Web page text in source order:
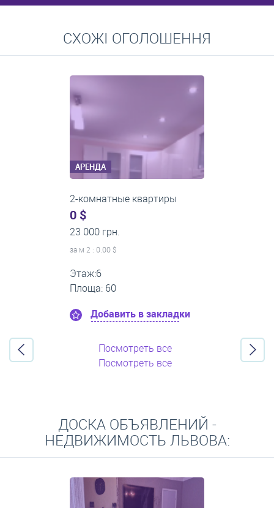
Средние цены на долгосрочную аренду квартир, домов,
комнат
СХОЖІ ОГОЛОШЕННЯ
АРЕНДА
2-комнатные квартиры
0 $
20 000 грн.
за м 2 : 0.00 $
Этаж:2
Площа: 45
Добавить в закладки
Посмотреть все
Посмотреть все
ДОСКА ОБЪЯВЛЕНИЙ -
НЕДВИЖИМОСТЬ ЛЬВОВА: